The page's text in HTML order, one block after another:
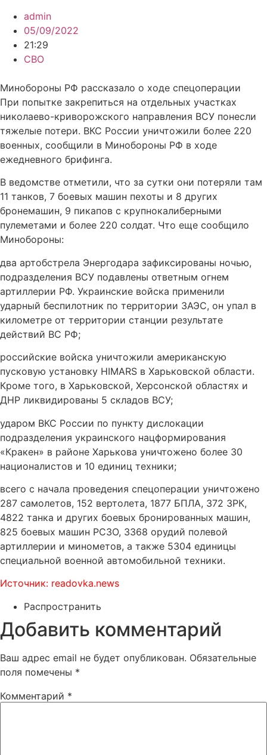
admin
05/09/2022
21:29
СВО
Минобороны РФ рассказало о ходе спецоперации
При попытке закрепиться на отдельных участках
николаево-криворожского направления ВСУ понесли
тяжелые потери. ВКС России уничтожили более 220
военных, сообщили в Минобороны РФ в ходе
ежедневного брифинга.
В ведомстве отметили, что за сутки они потеряли там
11 танков, 7 боевых машин пехоты и 8 других
бронемашин, 9 пикапов с крупнокалиберными
пулеметами и более 220 солдат. Что еще сообщило
Минобороны:
два артобстрела Энергодара зафиксированы ночью,
подразделения ВСУ подавлены ответным огнем
артиллерии РФ. Украинские войска применили
ударный беспилотник по территории ЗАЭС, он упал в
километре от территории станции результате
действий ВС РФ;
российские войска уничтожили американскую
пусковую установку HIMARS в Харьковской области.
Кроме того, в Харьковской, Херсонской областях и
ДНР ликвидированы 5 складов ВСУ;
ударом ВКС России по пункту дислокации
подразделения украинского нацформирования
«Кракен» в районе Харькова уничтожено более 30
националистов и 10 единиц техники;
всего с начала проведения спецоперации уничтожено
287 самолетов, 152 вертолета, 1877 БПЛА, 372 ЗРК,
4822 танка и других боевых бронированных машин,
825 боевых машин РСЗО, 3368 орудий полевой
артиллерии и минометов, а также 5304 единицы
специальной военной автомобильной техники.
Источник: readovka.news
Распространить
Добавить комментарий
Ваш адрес email не будет опубликован. Обязательные
поля помечены *
Комментарий *